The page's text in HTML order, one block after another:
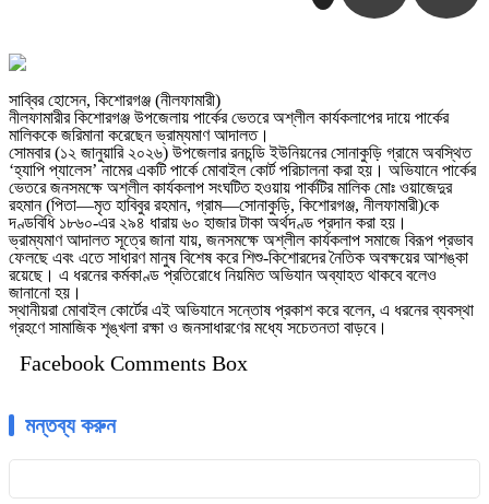
সাব্বির হোসেন, কিশোরগঞ্জ (নীলফামারী)
নীলফামারীর কিশোরগঞ্জ উপজেলায় পার্কের ভেতরে অশ্লীল কার্যকলাপের দায়ে পার্কের
মালিককে জরিমানা করেছেন ভ্রাম্যমাণ আদালত।
সোমবার (১২ জানুয়ারি ২০২৬) উপজেলার রনচন্ডি ইউনিয়নের সোনাকুড়ি গ্রামে অবস্থিত
‘হ্যাপি প্যালেস’ নামের একটি পার্কে মোবাইল কোর্ট পরিচালনা করা হয়। অভিযানে পার্কের
ভেতরে জনসমক্ষে অশ্লীল কার্যকলাপ সংঘটিত হওয়ায় পার্কটির মালিক মোঃ ওয়াজেদুর
রহমান (পিতা—মৃত হাবিবুর রহমান, গ্রাম—সোনাকুড়ি, কিশোরগঞ্জ, নীলফামারী)কে
দণ্ডবিধি ১৮৬০-এর ২৯৪ ধারায় ৬০ হাজার টাকা অর্থদণ্ড প্রদান করা হয়।
ভ্রাম্যমাণ আদালত সূত্রে জানা যায়, জনসমক্ষে অশ্লীল কার্যকলাপ সমাজে বিরূপ প্রভাব
ফেলছে এবং এতে সাধারণ মানুষ বিশেষ করে শিশু-কিশোরদের নৈতিক অবক্ষয়ের আশঙ্কা
রয়েছে। এ ধরনের কর্মকাণ্ড প্রতিরোধে নিয়মিত অভিযান অব্যাহত থাকবে বলেও
জানানো হয়।
স্থানীয়রা মোবাইল কোর্টের এই অভিযানে সন্তোষ প্রকাশ করে বলেন, এ ধরনের ব্যবস্থা
গ্রহণে সামাজিক শৃঙ্খলা রক্ষা ও জনসাধারণের মধ্যে সচেতনতা বাড়বে।
Facebook Comments Box
মন্তব্য করুন